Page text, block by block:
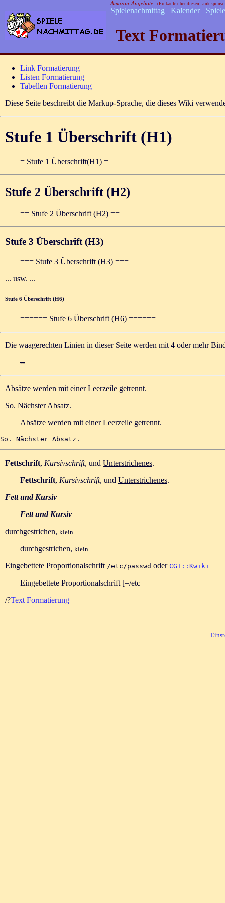
Amazon-Angebote... (Einkäufe über diesen Link
Spielenachmittag Kalender Spiele
Text
Link Formatierung
Listen Formatierung
Tabellen Formatierung
Diese Seite beschreibt die Markup-Sprache, die dieses Wiki
Stufe 1 Überschrift (H1)
= Stufe 1 Überschrift(H1) =
Stufe 2 Überschrift (H2)
== Stufe 2 Überschrift (H2) ==
Stufe 3 Überschrift (H3)
=== Stufe 3 Überschrift (H3) ===
... usw. ...
Stufe 6 Überschrift (H6)
====== Stufe 6 Überschrift (H6) ======
Die waagerechten Linien in dieser Seite werden mit 4 oder mehr
--
Absätze werden mit einer Leerzeile getrennt.
So. Nächster Absatz.
Absätze werden mit einer Leerzeile getrennt.
So. Nächster Absatz.
Fettschrift, Kursivschrift, und Unterstrichenes.
Fettschrift, Kursivschrift, und Unterstrichenes.
Fett und Kursiv
Fett und Kursiv
durchgestrichen, klein
durchgestrichen, klein
Eingebettete Proportionalschrift /etc/passwd oder CGI::Kwiki
Eingebettete Proportionalschrift [=/etc
/?Text Formatierung